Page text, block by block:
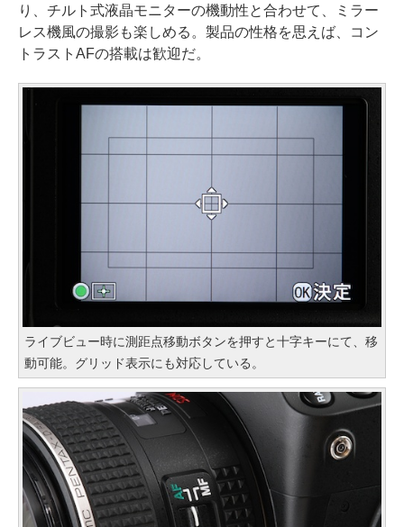
り、チルト式液晶モニターの機動性と合わせて、ミラー
レス機風の撮影も楽しめる。製品の性格を思えば、コン
トラストAFの搭載は歓迎だ。
ライブビュー時に測距点移動ボタンを押すと十字キーにて、移
動可能。グリッド表示にも対応している。